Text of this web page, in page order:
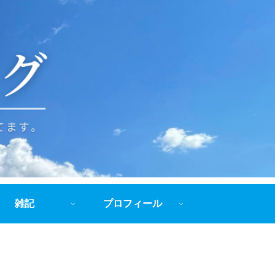
雑記 プロフィール